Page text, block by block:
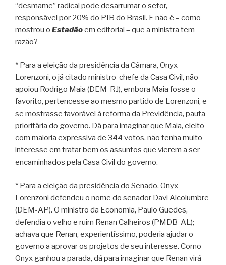
“desmame” radical pode desarrumar o setor,
responsável por 20% do PIB do Brasil. E não é – como
mostrou o Estadãoem editorial – que a ministra tem
razão?
* Para a eleição da presidência da Câmara, Onyx
Lorenzoni, o já citado ministro-chefe da Casa Civil, não
apoiou Rodrigo Maia (DEM-RJ), embora Maia fosse o
favorito, pertencesse ao mesmo partido de Lorenzoni, e
se mostrasse favorável à reforma da Previdência, pauta
prioritária do governo. Dá para imaginar que Maia, eleito
com maioria expressiva de 344 votos, não tenha muito
interesse em tratar bem os assuntos que vierem a ser
encaminhados pela Casa Civil do governo.
* Para a eleição da presidência do Senado, Onyx
Lorenzoni defendeu o nome do senador Davi Alcolumbre
(DEM-AP). O ministro da Economia, Paulo Guedes,
defendia o velho e ruim Renan Calheiros (PMDB-AL);
achava que Renan, experientíssimo, poderia ajudar o
governo a aprovar os projetos de seu interesse. Como
Onyx ganhou a parada, dá para imaginar que Renan virá